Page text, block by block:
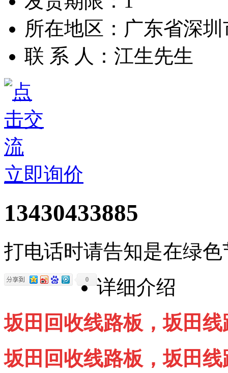
所在地区：广东省深圳
联 系 人：江生先生
立即询价
13430433885
打电话时请告知是在绿
0
详细介绍
坂田回收线路板，坂田线
坂田回收线路板，坂田线